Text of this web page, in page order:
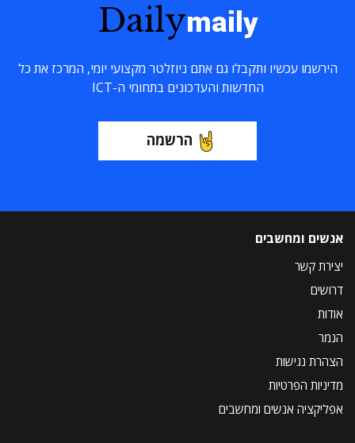
Dailymaily
הירשמו עכשיו ותקבלו גם אתם ניוזלטר מקצועי יומי, המרכז את כל
החדשות והעדכונים בתחומי ה-ICT
הרשמה
אנשים ומחשבים
יצירת קשר
דרושים
אודות
הנמר
הצהרת נגישות
מדיניות הפרטיות
אפליקציה אנשים ומחשבים